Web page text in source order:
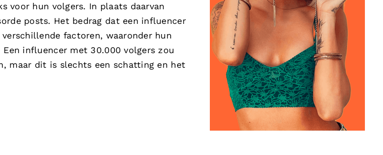
voor hun volgers. In plaats daarvan
posts. Het bedrag dat een influencer
factoren, waaronder hun
influencer met 30.000 volgers zou
maar dit is slechts een schatting en het